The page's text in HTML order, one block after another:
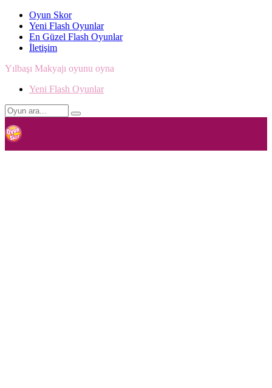
Oyun Skor
Yeni Flash Oyunlar
En Güzel Flash Oyunlar
İletişim
Yılbaşı Makyajı oyunu oyna
Yeni Flash Oyunlar